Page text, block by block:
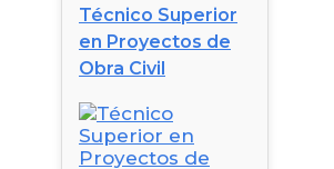
Técnico Superior
en Proyectos de
Obra Civil